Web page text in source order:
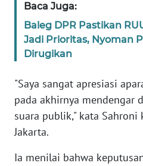
Baca Juga:
Baleg DPR Pastikan
Jadi Prioritas, Nyoman
Dirugikan
"Saya sangat apresiasi
pada akhirnya mendengar
suara publik," kata Sahroni
Jakarta.
Ia menilai bahwa
TENTANG
KAMI
MEDIA
SIBER
REDAKSI